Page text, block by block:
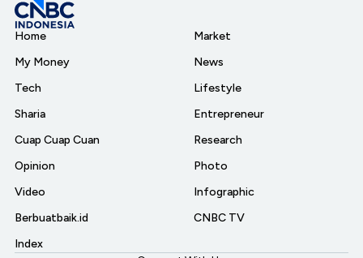
Home
My Money
Tech
Sharia
Cuap Cuap Cuan
Opinion
Video
Berbuatbaik.id
Index
Market
News
Lifestyle
Entrepreneur
Research
Photo
Infographic
CNBC TV